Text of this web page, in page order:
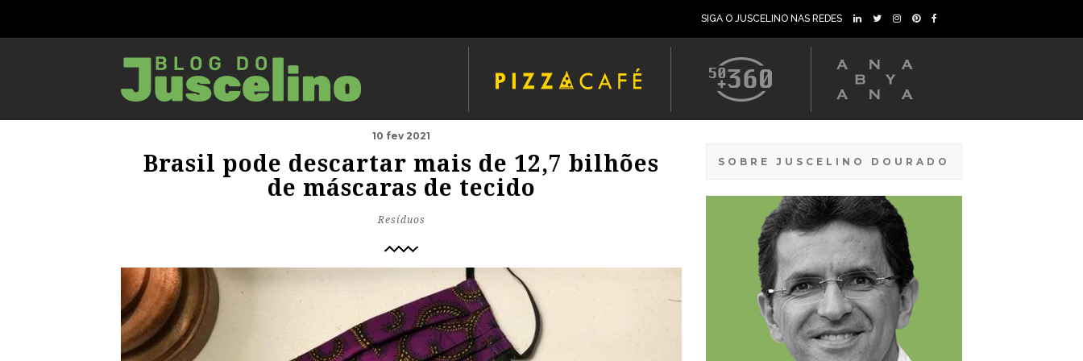
SIGA O JUSCELINO NAS REDES
10 fev 2021
Brasil pode descartar mais de 12,7 bilhões
de máscaras de tecido
Resíduos
SOBRE JUSCELINO DOURADO